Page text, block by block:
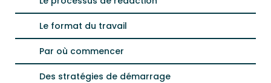
Le format du travail
Par où commencer
Des stratégies de démarrage